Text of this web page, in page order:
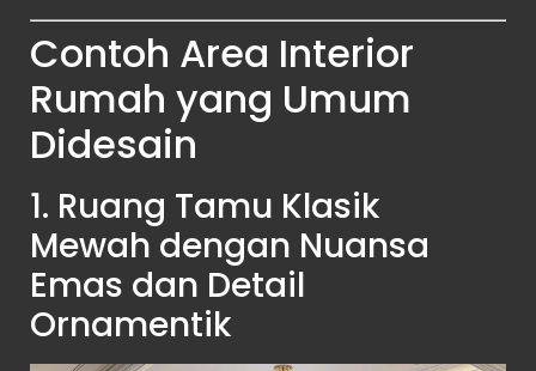
Contoh Area Interior
Rumah yang Umum
Didesain
1. Ruang Tamu Klasik
Mewah dengan Nuansa
Emas dan Detail
Ornamentik